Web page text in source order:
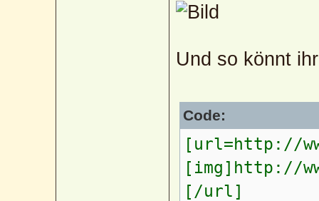
Und so könnt
Code:
[url=http://
[img]http://
[/url]